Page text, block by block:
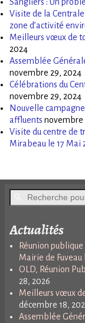
Visite de la
zone d’activité
Meilleurs vœux de
2024
Assemblée
novembre 29, 2024
Célébrations du
novembre 29, 2024
Nouvelle
affluents novembre
Visite du centre de
Mirabeau le 17 Mai
Actualités
Réunion
Mairie de
OLD, Réunion
28, 2026
Meilleurs vœux
décembre 18,
Assemblée